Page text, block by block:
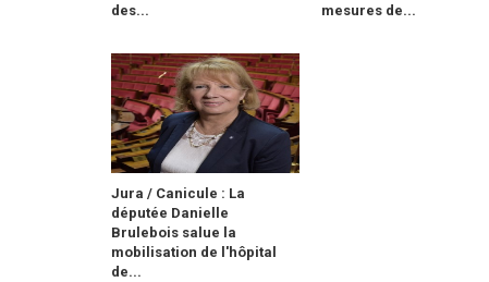
des...
mesures de...
Jura / Canicule : La
députée Danielle
Brulebois salue la
mobilisation de l'hôpital
de...